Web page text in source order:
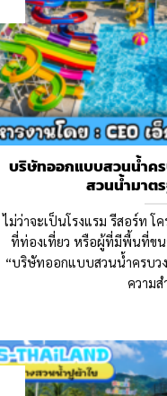
บริษัทออกแบบสวนน้ำค
สวนน้ำมาต
ไม่ว่าจะเป็นโรงแรม รีสอร์ท โ
ที่ท่องเที่ยว หรือผู้ที่มีพื้นที่ขน
“บริษัทออกแบบสวนน้ำครบว
ความส